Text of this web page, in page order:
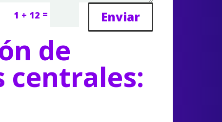
1 + 12 = Enviar
de
centrales: